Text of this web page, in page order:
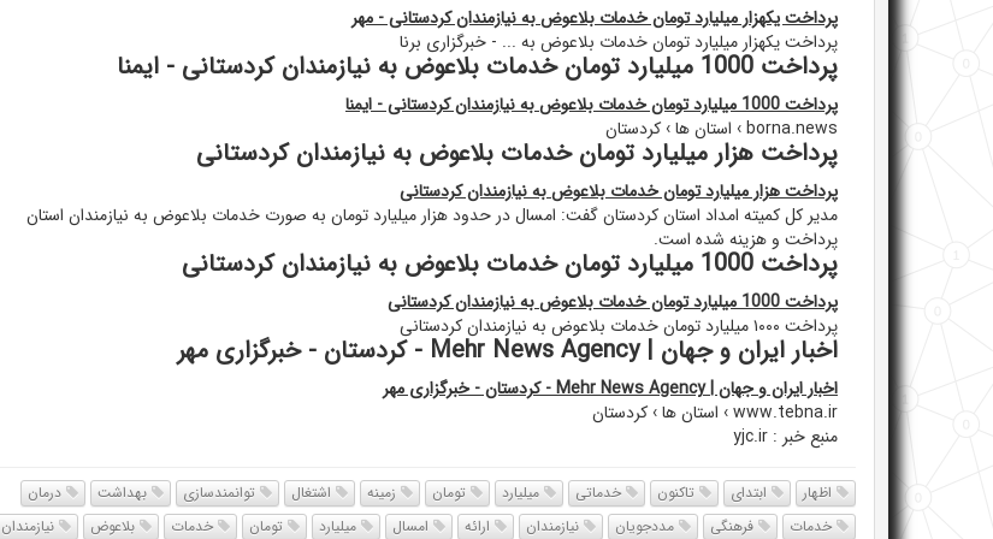
پرداخت یکهزار میلیارد تومان خدمات بلاعوض به نیازمندان کردستانی - مهر
پرداخت یکهزار میلیارد تومان خدمات بلاعوض به ... - خبرگزاری برنا
پرداخت 1000 میلیارد تومان خدمات بلاعوض به نیازمندان کردستانی - ایمنا
پرداخت 1000 میلیارد تومان خدمات بلاعوض به نیازمندان کردستانی - ایمنا
borna.news › استان ها › کردستان
پرداخت هزار میلیارد تومان خدمات بلاعوض به نیازمندان کردستانی
پرداخت هزار میلیارد تومان خدمات بلاعوض به نیازمندان کردستانی
مدیر کل کمیته امداد استان کردستان گفت: امسال در حدود هزار میلیارد تومان به صورت خدمات بلاعوض به نیازمندان استان
پرداخت و هزینه شده است.
پرداخت 1000 میلیارد تومان خدمات بلاعوض به نیازمندان کردستانی
پرداخت 1000 میلیارد تومان خدمات بلاعوض به نیازمندان کردستانی
پرداخت ۱۰۰۰ میلیارد تومان خدمات بلاعوض به نیازمندان کردستانی
اخبار ایران و جهان | Mehr News Agency - کردستان - خبرگزاری مهر
اخبار ایران و جهان | Mehr News Agency - کردستان - خبرگزاری مهر
www.tebna.ir › استان ها › کردستان
منبع خبر : yjc.ir
اظهار ابتدای تاکنون خدماتی میلیارد تومان زمینه اشتغال توانمندسازی بهداشت
درمان
خدمات
فرهنگی مددجویان نیازمندان ارائه امسال میلیارد تومان خدمات بلاعوض
نیازمندان